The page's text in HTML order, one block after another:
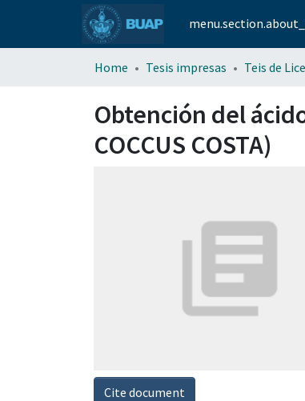
Home Tesis impresas Teis de
Obtención del
COCCUS COSTA)
Cite document